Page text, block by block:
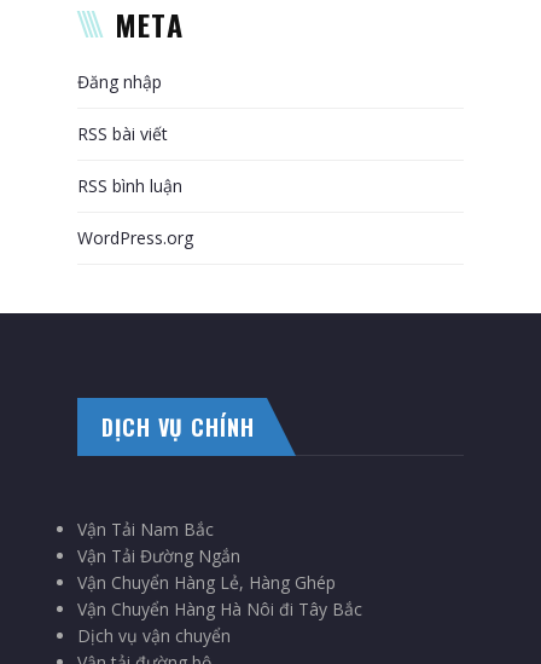
META
Đăng nhập
RSS bài viết
RSS bình luận
WordPress.org
DỊCH VỤ CHÍNH
Vận Tải Nam Bắc
Vận Tải Đường Ngắn
Vận Chuyển Hàng Lẻ, Hàng Ghép
Vận Chuyển Hàng Hà Nôi đi Tây Bắc
Dịch vụ vận chuyển